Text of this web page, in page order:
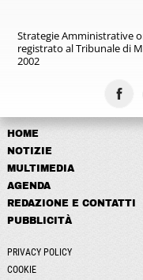
Strategie Amministrative
registratoal Tribunale di
2002
HOME
NOTIZIE
MULTIMEDIA
AGENDA
REDAZIONE E CONTATTI
PUBBLICITÀ
PRIVACY POLICY
COOKIE